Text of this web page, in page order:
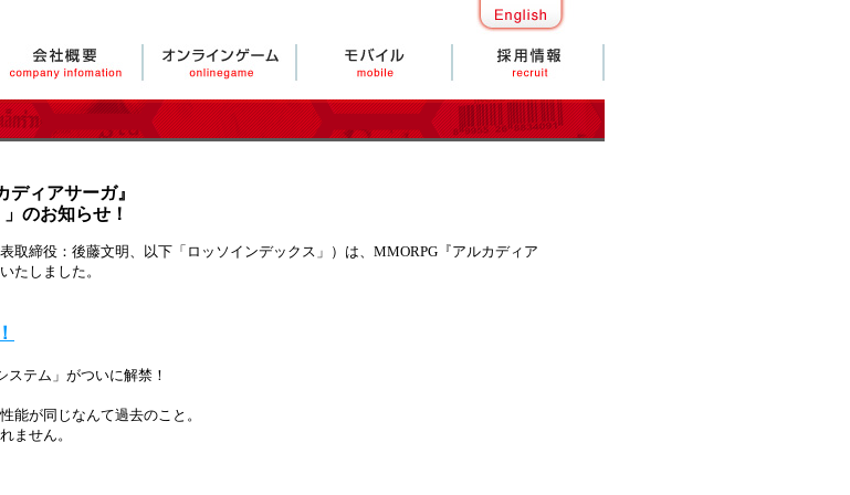
ィアサーガ』
のお知らせ！
締役：後藤文明、以下「ロッソインデックス」）は、MMORPG『アルカディア
たしました。
テム」がついに解禁！
能が同じなんて過去のこと。
ません。